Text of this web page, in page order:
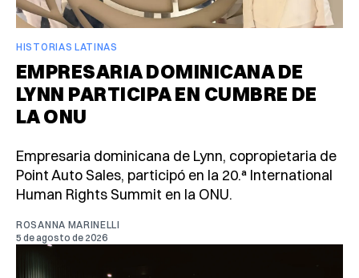
HISTORIAS LATINAS
EMPRESARIA DOMINICANA DE
LYNN PARTICIPA EN CUMBRE DE
LA ONU
Empresaria dominicana de Lynn, copropietaria de
Point Auto Sales, participó en la 20.ª International
Human Rights Summit en la ONU.
ROSANNA MARINELLI
5 de agosto de 2026